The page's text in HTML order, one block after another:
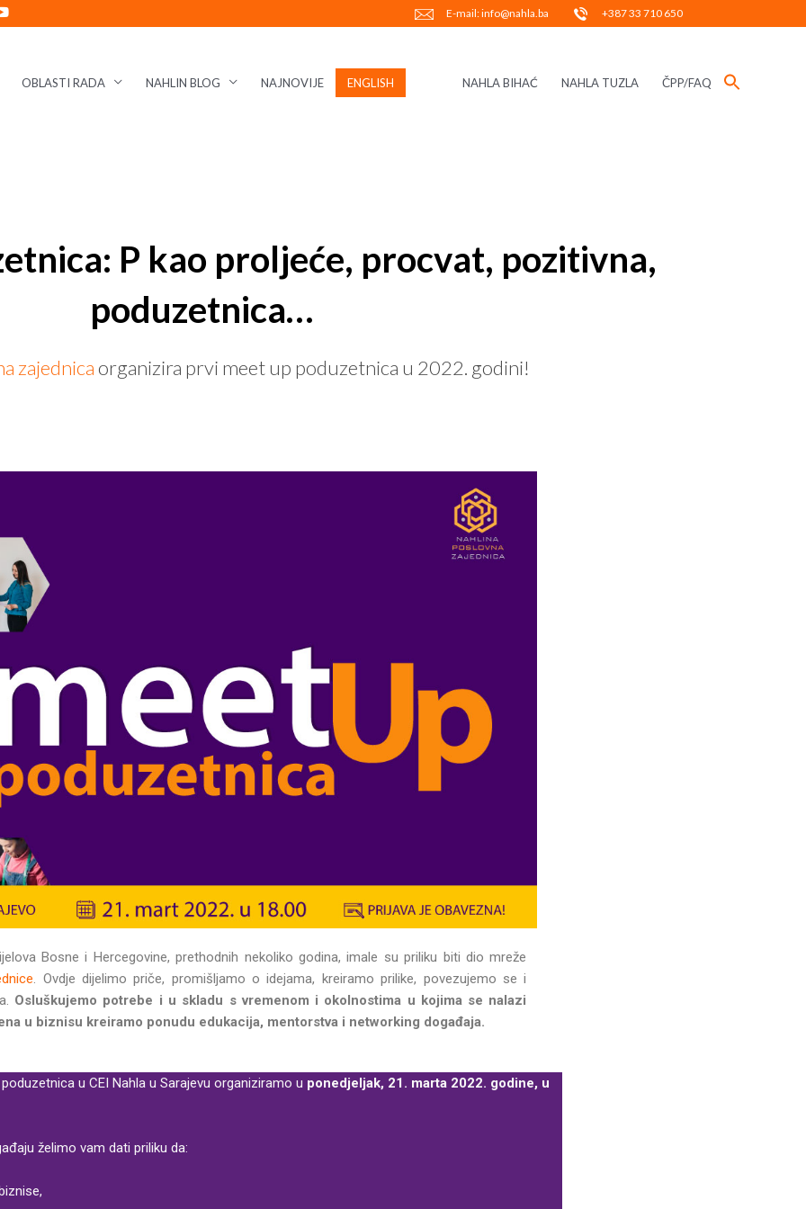
E-mail: info@nahla.ba +387 33 710 650
OBLASTI RADA NAHLIN BLOG NAJNOVIJE ENGLISH NAHLA BIHAĆ NAHLA TUZLA ČPP/FAQ
P kao proljeće, procvat, pozitivna,
poduzetnica…
zajednica organizira prvi meet up poduzetnica u 2022. godini!
Bosne i Hercegovine, prethodnih nekoliko godina, imale su priliku biti dio mreže
. Ovdje dijelimo priče, promišljamo o idejama, kreiramo prilike, povezujemo se i
Osluškujemo potrebe i u skladu s vremenom i okolnostima u kojima se nalazi
u biznisu kreiramo ponudu edukacija, mentorstva i networking događaja.
u CEI Nahla u Sarajevu organiziramo u ponedjeljak, 21. marta 2022. godine, u
želimo vam dati priliku da: